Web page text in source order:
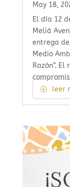
May 18,
El día 12
Meliá
entrega
Medio
Razón”.
leer